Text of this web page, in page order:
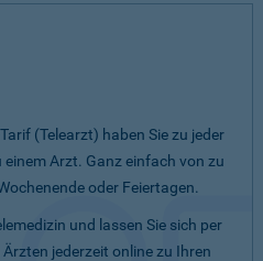
(Telearzt) haben Sie zu jeder
Arzt. Ganz einfach von zu
oder Feiertagen.
und lassen Sie sich per
jederzeit online zu Ihren